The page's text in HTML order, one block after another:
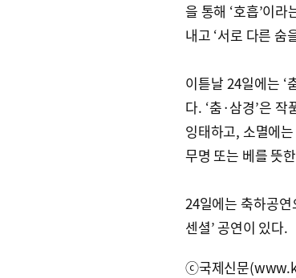
을 통해 ‘호흡’이
내고 ‘서로 다른 숨
이튿날 24일에는 ‘
다. ‘춤·삼경’은
잉태하고, 소멸에
무명 또는 베를 뜻
24일에는 축하공연
센셜’ 공연이 있다.
ⓒ국제신문